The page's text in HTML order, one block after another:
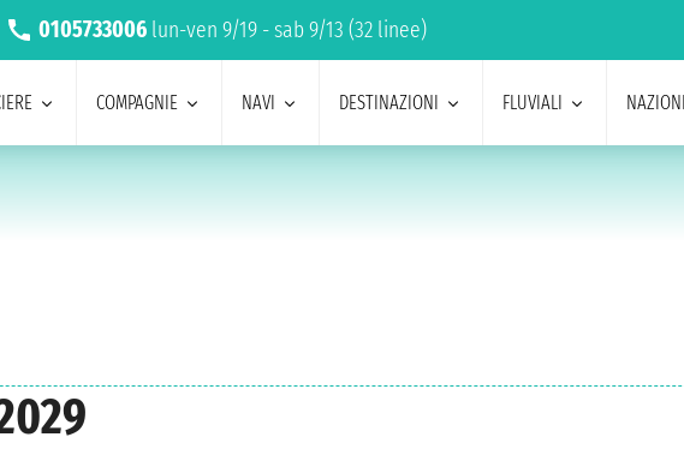
0105733006 lun-ven 9/19 - sab 9/13 (32 linee)
COMPAGNIE NAVI DESTINAZIONI FLUVIALI NAZIONI